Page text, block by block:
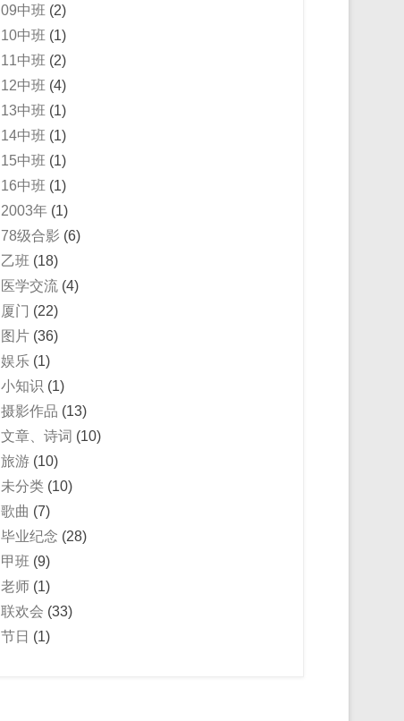
09中班 (2)
10中班 (1)
11中班 (2)
12中班 (4)
13中班 (1)
14中班 (1)
15中班 (1)
16中班 (1)
2003年 (1)
78级合影 (6)
乙班 (18)
医学交流 (4)
厦门 (22)
图片 (36)
娱乐 (1)
小知识 (1)
摄影作品 (13)
文章、诗词 (10)
旅游 (10)
未分类 (10)
歌曲 (7)
毕业纪念 (28)
甲班 (9)
老师 (1)
联欢会 (33)
节日 (1)